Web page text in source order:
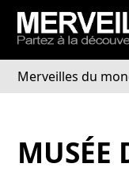
Merveilles du
MUSÉE